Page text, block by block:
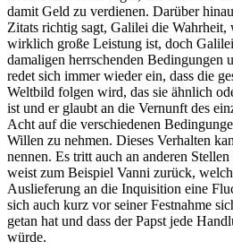
damit Geld zu verdienen. Darüber
Zitats richtig sagt, Galilei die Wahrheit,
wirklich große Leistung ist, doch
damaligen herrschenden Bedingungen
redet sich immer wieder ein, dass die
Weltbild folgen wird, das sie ähnlich
ist und er glaubt an die Vernunft des
Acht auf die verschiedenen
Willen zu nehmen. Dieses Verhalten
nennen. Es tritt auch an anderen
weist zum Beispiel Vanni zurück,
Auslieferung an die Inquisition eine
sich auch kurz vor seiner Festnahme
getan hat und dass der Papst jede
würde.